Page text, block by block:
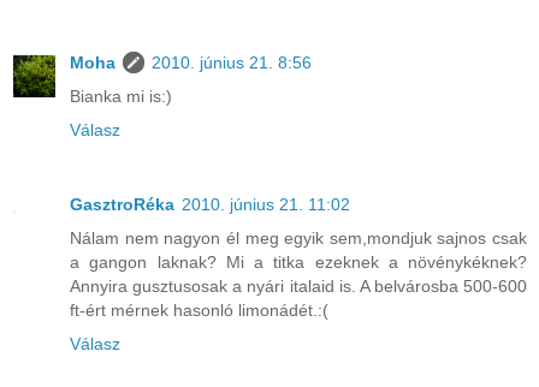
Moha
2010. június 21. 8:56
Bianka mi is:)
Válasz
GasztroRéka 2010. június 21. 11:02
Nálam nem nagyon él meg egyik sem,mondjuk sajnos csak
a gangon laknak? Mi a titka ezeknek a növénykéknek?
Annyira gusztusosak a nyári italaid is. A belvárosba 500-600
ft-ért mérnek hasonló limonádét.:(
Válasz